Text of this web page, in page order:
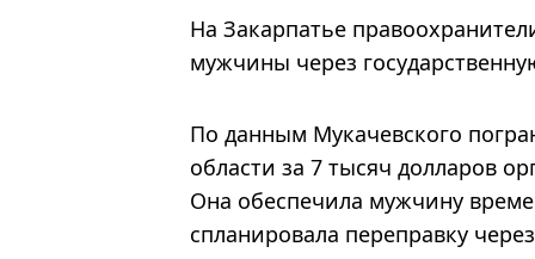
На Закарпатье
мужчины через
По данным Мукачевского
области за 7 тысяч долларов
Она обеспечила мужчину
спланировала переправку